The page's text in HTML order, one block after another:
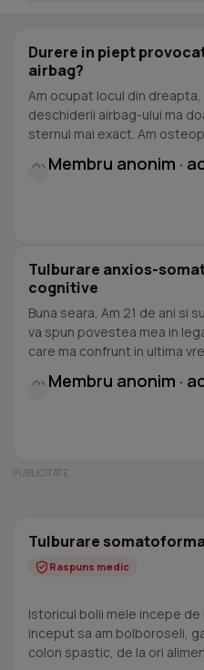
Durere in piept
airbag?
Am ocupat locul din
deschiderii airbag-ului ma
sternul mai exact. Am
Membru anonim ·
Tulburare anxios-
cognitive
Buna seara, Am 21 de ani si sunt din Timisoara. Vreau sa
va spun povestea mea in
Membru anonim ·
Tulburare
Raspuns medic
Istoricul bolii mele incepe de
inceput sa am bolboroseli,
colon spastic, de la ori